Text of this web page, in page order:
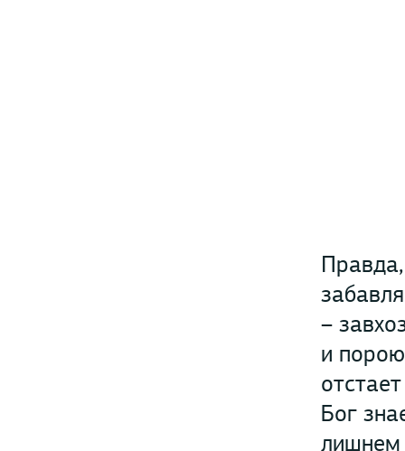
–
и
Бог
лишнем